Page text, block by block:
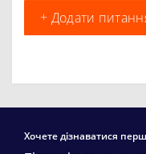
+ Додати
Хочете дізнаватися